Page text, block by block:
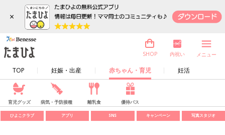
×
TOP 妊娠・出産 赤ちゃん・育児 妊活
SHOP 内祝い メニュー
育児グッズ 病気・予防接種 離乳食 優待パス
ひよこクラブ アプリ SNS キャンペーン 写真スタジオ